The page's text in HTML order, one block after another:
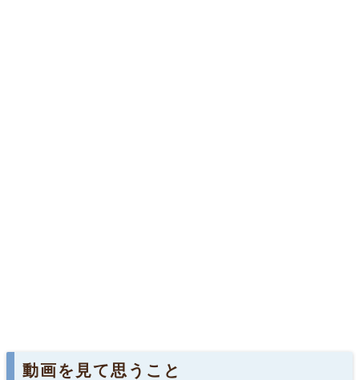
動画を見て思うこと